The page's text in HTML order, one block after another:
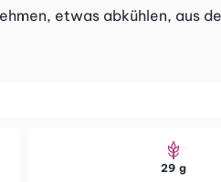
etwas abkühlen, aus
29 g